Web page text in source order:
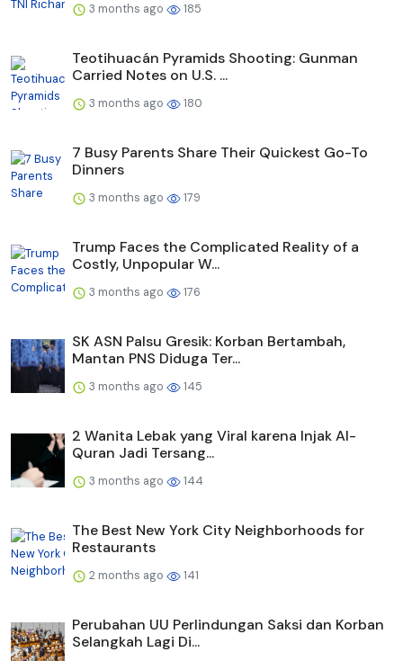
3 months ago 185
Teotihuacán Pyramids Shooting: Gunman
Carried Notes on U.S. ...
3 months ago 180
7 Busy Parents Share Their Quickest Go-To
Dinners
3 months ago 179
Trump Faces the Complicated Reality of a
Costly, Unpopular W...
3 months ago 176
SK ASN Palsu Gresik: Korban Bertambah,
Mantan PNS Diduga Ter...
3 months ago 145
2 Wanita Lebak yang Viral karena Injak Al-
Quran Jadi Tersang...
3 months ago 144
The Best New York City Neighborhoods for
Restaurants
2 months ago 141
Perubahan UU Perlindungan Saksi dan Korban
Selangkah Lagi Di...